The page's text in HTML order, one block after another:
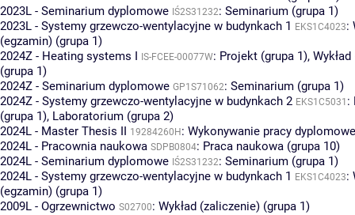
2023L - Seminarium dyplomowe IŚ2S31232: Seminarium (grupa 1)
2023L - Systemy grzewczo-wentylacyjne w budynkach 1 EKS1C4023:
(egzamin) (grupa 1)
2024Z - Heating systems I IS-FCEE-00077W: Projekt (grupa 1),
(grupa 1)
2024Z - Seminarium dyplomowe GP1S71062: Seminarium (grupa 1)
2024Z - Systemy grzewczo-wentylacyjne w budynkach 2 EKS1C5031 :
(grupa 1), Laboratorium (grupa 2)
2024L - Master Thesis II 19284260H: Wykonywanie pracy
2024L - Pracownia naukowa SDPB0804: Praca naukowa (grupa 10)
2024L - Seminarium dyplomowe IŚ2S31232: Seminarium (grupa 1)
2024L - Systemy grzewczo-wentylacyjne w budynkach 1 EKS1C4023:
(egzamin) (grupa 1)
2009L - Ogrzewnictwo S02700: Wykład (zaliczenie) (grupa 1)